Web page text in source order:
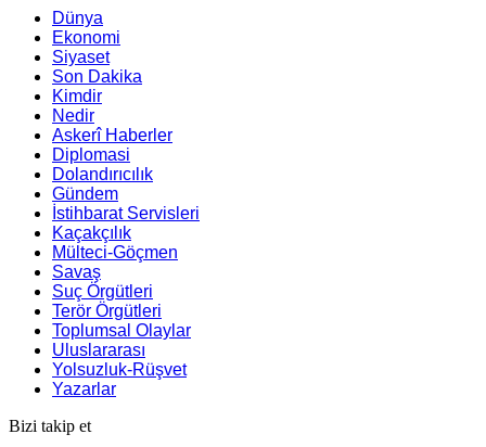
Dünya
Ekonomi
Siyaset
Son Dakika
Kimdir
Nedir
Askerî Haberler
Diplomasi
Dolandırıcılık
Gündem
İstihbarat Servisleri
Kaçakçılık
Mülteci-Göçmen
Savaş
Suç Örgütleri
Terör Örgütleri
Toplumsal Olaylar
Uluslararası
Yolsuzluk-Rüşvet
Yazarlar
Bizi takip et